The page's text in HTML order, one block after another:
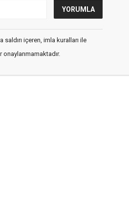
içeren, imla kuralları ile
onaylanmamaktadır.